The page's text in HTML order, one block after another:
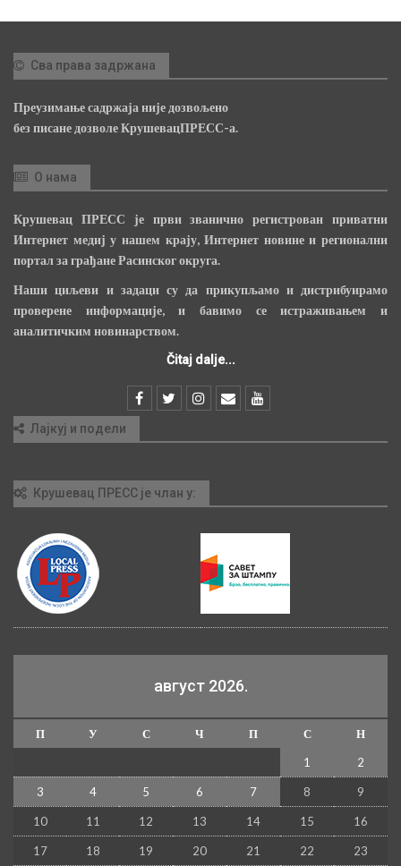
Сва права задржана
Преузимање садржаја није дозвољено
без писане дозволе КрушевацПРЕСС-а.
О нама
Крушевац ПРЕСС је први званично регистрован приватни
Интернет медиј у нашем крају, Интернет новине и регионални
портал за грађане Расинског округа.
Наши циљеви и задаци су да прикупљамо и дистрибуирамо
проверене информације, и бавимо се истраживањем и
аналитичким новинарством.
Čitaj dalje...
Лајкуј и подели
Крушевац ПРЕСС је члан у:
август 2026.
П У С Ч П С
Н
1
2
3 4 5 6 7 8 9
10 11 12 13 14 15 16
17 18 19 20 21 22 23